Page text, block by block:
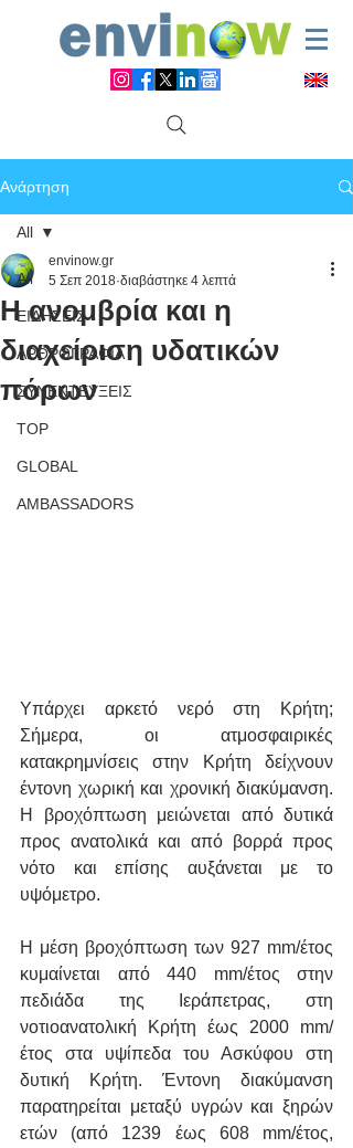
Ανάρτηση
All
ΕΙΔΗΣΕΙΣ
ΑΡΘΡΟΓΡΑΦΙΑ
ΣΥΝΕΝΤΕΥΞΕΙΣ
TOP
GLOBAL
AMBASSADORS
All
Η ανομβρία και η
διαχείριση υδατικών
πόρων
envinow.gr
5 Σεπ 2018 διαβάστηκε 4 λεπτά
Υπάρχει αρκετό νερό στη Κρήτη;
Σήμερα, οι ατμοσφαιρικές
κατακρημνίσεις στην Κρήτη δείχνουν
έντονη χωρική και χρονική διακύμανση.
Η βροχόπτωση μειώνεται από δυτικά
προς ανατολικά και από βορρά προς
νότο και επίσης αυξάνεται με το
υψόμετρο.
Η μέση βροχόπτωση των 927 mm/έτος
κυμαίνεται από 440 mm/έτος στην
πεδιάδα της Ιεράπετρας, στη
νοτιοανατολική Κρήτη έως 2000 mm/
έτος στα υψίπεδα του Ασκύφου στη
δυτική Κρήτη. Έντονη διακύμανση
παρατηρείται μεταξύ υγρών και ξηρών
ετών (από 1239 έως 608 mm/έτος,